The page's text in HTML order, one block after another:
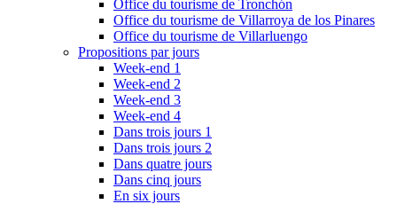
Office du tourisme de Tronchón
Office du tourisme de Villarroya de los Pinares
Office du tourisme de Villarluengo
Propositions par jours
Week-end 1
Week-end 2
Week-end 3
Week-end 4
Dans trois jours 1
Dans trois jours 2
Dans quatre jours
Dans cinq jours
En six jours